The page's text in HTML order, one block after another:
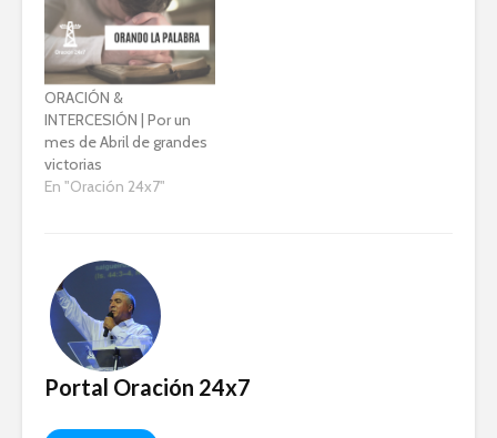
Orando las promesas
del Salmos 24 para que
la bendición del Señor
este sobre nosotros
???????????? ???? Salmos
24 Nova Versão
Internacional (NVI-PT)
???????????? ???? Quien
es el Rey de Gloria? ????
ORACIÓN &
INTERCESIÓN | Por un
mes de Abril de grandes
victorias
En "Oración 24x7"
Portal Oración 24x7